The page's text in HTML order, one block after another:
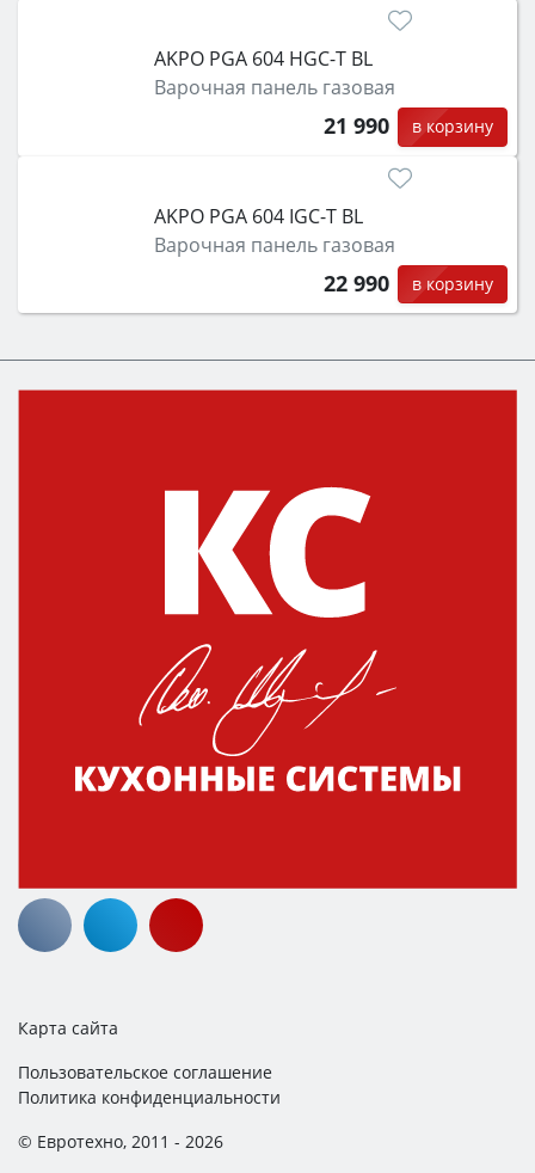
AKPO PGA 604 HGC-T BL
Варочная панель газовая
21 990 в корзину
AKPO PGA 604 IGC-T BL
Варочная панель газовая
22 990 в корзину
Карта сайта
Пользовательское соглашение
Политика конфиденциальности
© Евротехно, 2011 - 2026